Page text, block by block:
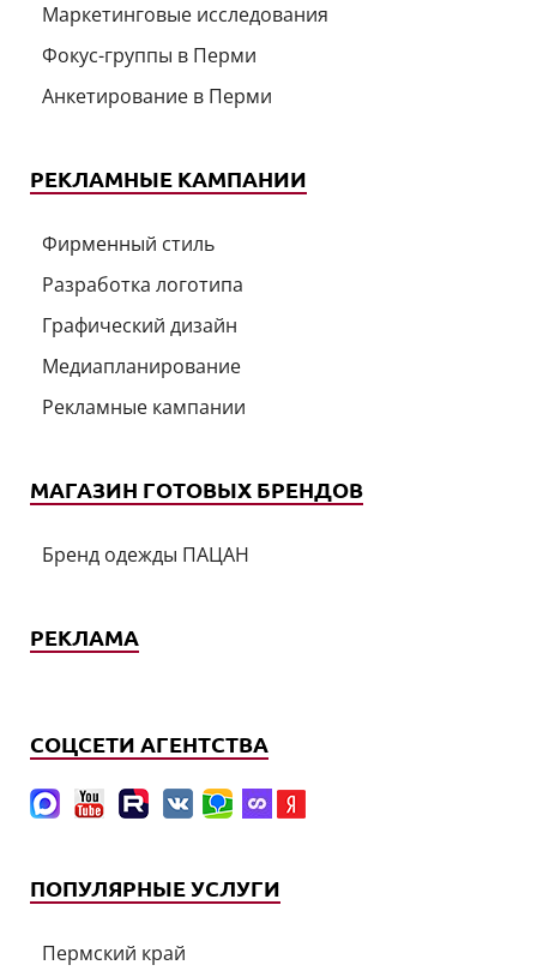
Маркетинговые исследования
Фокус-группы в Перми
Анкетирование в Перми
РЕКЛАМНЫЕ КАМПАНИИ
Фирменный стиль
Разработка логотипа
Графический дизайн
Медиапланирование
Рекламные кампании
МАГАЗИН ГОТОВЫХ БРЕНДОВ
Бренд одежды ПАЦАН
РЕКЛАМА
СОЦСЕТИ АГЕНТСТВА
ПОПУЛЯРНЫЕ УСЛУГИ
Пермский край